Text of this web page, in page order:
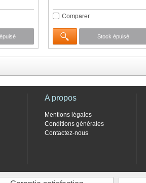
Comparer
Stock épuisé
A propos
Mentions légales
Conditions générales
Contactez-nous